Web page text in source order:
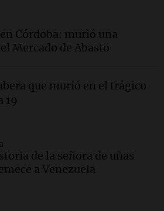
por qué el 2,9% de
no anticipa el dato
economista
advirtió por el
"La solución es que
sanción a la ley de
un avance para
Córdoba: murió una
Mercado de Abasto
que murió en el trágico
19
de la señora de uñas
a Venezuela